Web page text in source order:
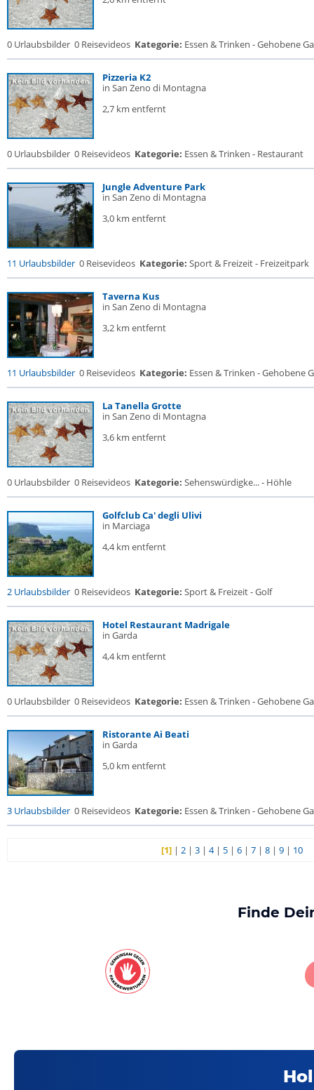
0 Urlaubsbilder 0 Reisevideos Kategorie: Essen & Trinken - Gehobene
Pizzeria K2
in San Zeno di Montagna
2,7 km entfernt
0 Urlaubsbilder 0 Reisevideos Kategorie: Essen & Trinken - Restaurant
Jungle Adventure Park
in San Zeno di Montagna
3,0 km entfernt
11 Urlaubsbilder 0 Reisevideos Kategorie: Sport & Freizeit - Freizeitpark
Taverna Kus
in San Zeno di Montagna
3,2 km entfernt
11 Urlaubsbilder 0 Reisevideos Kategorie: Essen & Trinken - Gehobene
La Tanella Grotte
in San Zeno di Montagna
3,6 km entfernt
0 Urlaubsbilder 0 Reisevideos Kategorie: Sehenswürdigke... - Höhle
Golfclub Ca' degli Ulivi
in Marciaga
4,4 km entfernt
2 Urlaubsbilder 0 Reisevideos Kategorie: Sport & Freizeit - Golf
Hotel Restaurant Madrigale
in Garda
4,4 km entfernt
0 Urlaubsbilder 0 Reisevideos Kategorie: Essen & Trinken - Gehobene
Ristorante Ai Beati
in Garda
5,0 km entfernt
3 Urlaubsbilder 0 Reisevideos Kategorie: Essen & Trinken - Gehobene
[1]| 2| 3| 4| 5| 6| 7| 8| 9| 10
Finde